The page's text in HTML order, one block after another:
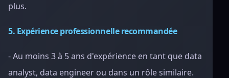
plus.
5. Expérience professionnelle recommandée
- Au moins 3 à 5 ans d'expérience en tant que data
analyst, data engineer ou dans un rôle similaire.